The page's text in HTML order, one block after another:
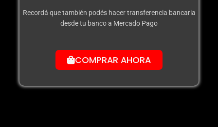
Recordá que también podés hacer transferencia bancaria
desde tu banco a Mercado Pago
COMPRAR AHORA